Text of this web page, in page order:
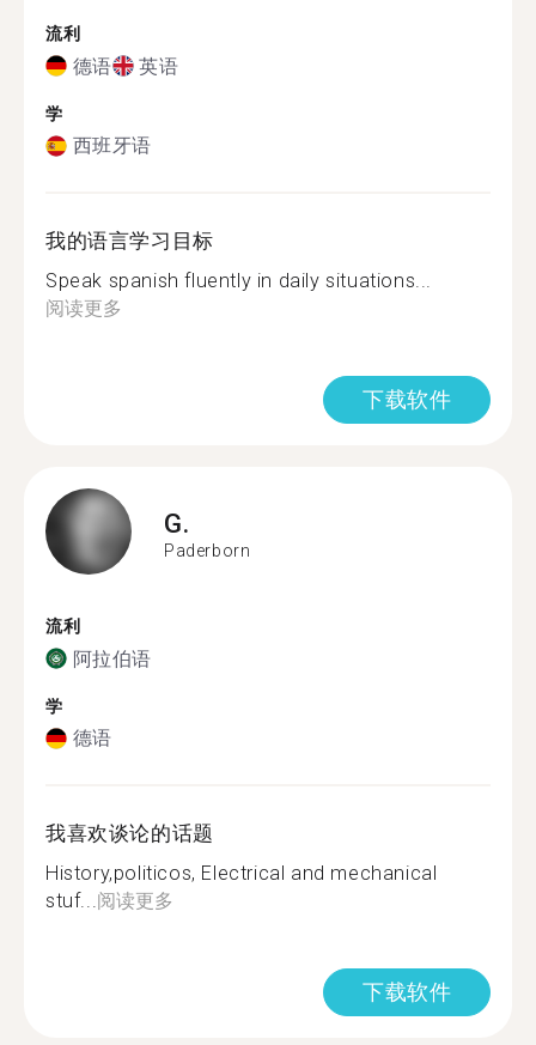
流利
德语 英语
学
西班牙语
我的语言学习目标
Speak spanish fluently in daily situations...
阅读更多
下载软件
G.
Paderborn
流利
阿拉伯语
学
德语
我喜欢谈论的话题
History,politicos, Electrical and mechanical
stuf...阅读更多
下载软件